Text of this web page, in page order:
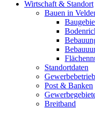
Wirtschaft & Standort
Bauen in
Standortdaten
Post & Banken
Breitband